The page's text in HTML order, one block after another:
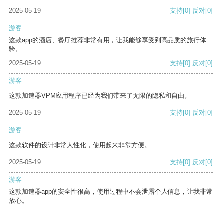
2025-05-19 支持[0] 反对[0]
游客
这款app的酒店、餐厅推荐非常有用，让我能够享受到高品质的旅行体
验。
2025-05-19
支持[0] 反对[0]
游客
这款加速器VPM应用程序已经为我们带来了无限的隐私和自由。
2025-05-19 支持[0] 反对[0]
游客
这款软件的设计非常人性化，使用起来非常方便。
2025-05-19 支持[0] 反对[0]
游客
这款加速器app的安全性很高，使用过程中不会泄露个人信息，让我非常
放心。